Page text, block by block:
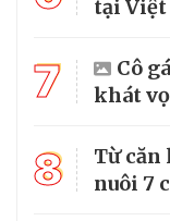
tại Việt
7
Cô
khát
8
Từ căn
nuôi 7